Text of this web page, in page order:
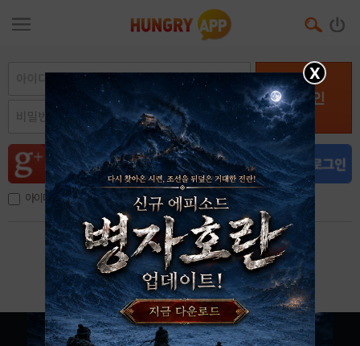
로그인
아이디, 이메일 저장
아이디 / 비밀번호 찾기 회원가입
X